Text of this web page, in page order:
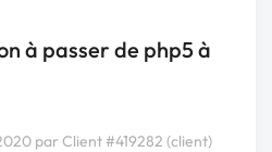
à passer de php5 à
par Client #419282 (client)